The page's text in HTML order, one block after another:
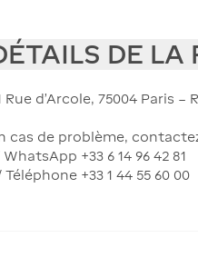
DE LA
Rue d’Arcole, 75004 Paris
cas de problème,
WhatsApp +33 6 14 96 42 81
Téléphone +33 1 44 55 60 00